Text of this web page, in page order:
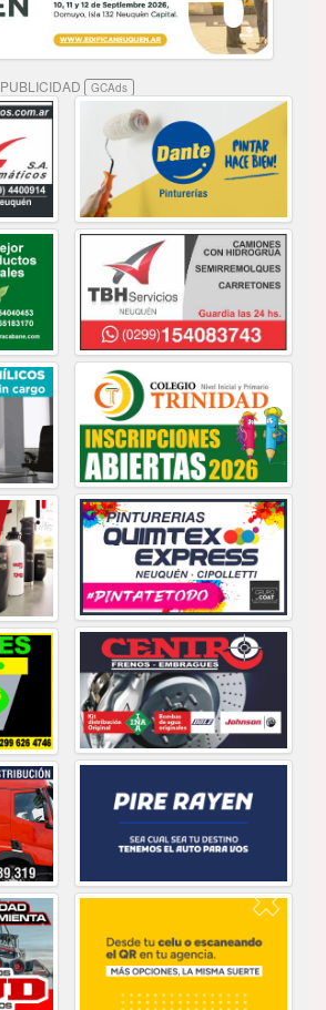
PUBLICIDAD GCAds